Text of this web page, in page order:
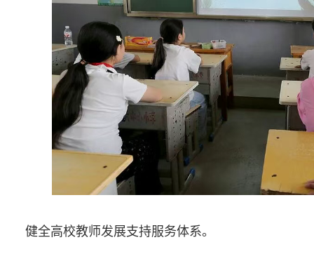
健全高校教师发展支持服务体系。